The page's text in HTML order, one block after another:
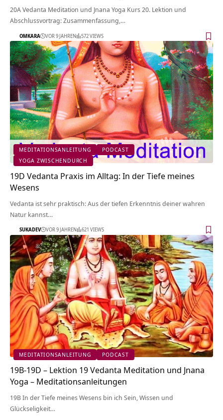
20A Vedanta Meditation und Jnana Yoga Kurs 20. Lektion und
Abschlussvortrag: Zusammenfassung,…
OMKARA VOR 9 JAHREN 572 VIEWS
MEDITATIONSANLEITUNG
PODCAST
YOGA ZWISCHENDURCH
19D Vedanta Praxis im Alltag: In der Tiefe meines
Wesens
Vedanta ist sehr praktisch: Aus der tiefen Erkenntnis deiner wahren
Natur kannst…
SUKADEV VOR 9 JAHREN 621 VIEWS
MEDITATIONSANLEITUNG PODCAST
19B-19D – Lektion 19 Vedanta Meditation und Jnana
Yoga – Meditationsanleitungen
19B In der Tiefe meines Wesens bin ich Sein, Wissen und
Glückseligkeit…